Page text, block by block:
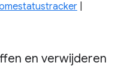
en verwijderen